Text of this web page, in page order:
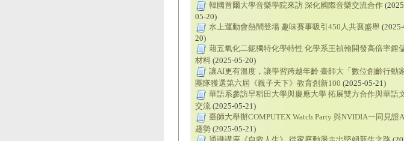
韓國首爾大學音樂學院來訪 深化國際音樂交流合作
05-20)
水上運動會熱鬧登場 趣味賽事吸引450人共襄盛舉
20)
藉五氧化二鈮獨特化學特性 化學系王禎翰開發高倍率鋰
材料 (2025-05-20)
讓AI更有溫度，讓學習跨越年齡 臺師大「數位創齡行動家
團隊獲選第六屆《親子天下》教育創新100 (2025-05-21)
華語系參訪早稻田大學與慶應大學 拓展雙方合作與華語
交流 (2025-05-21)
臺師大舉辦COMPUTEX Watch Party 與NVIDIA一同見證
趨勢 (2025-05-21)